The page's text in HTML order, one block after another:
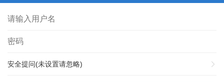
安全提问(未设置请忽略)